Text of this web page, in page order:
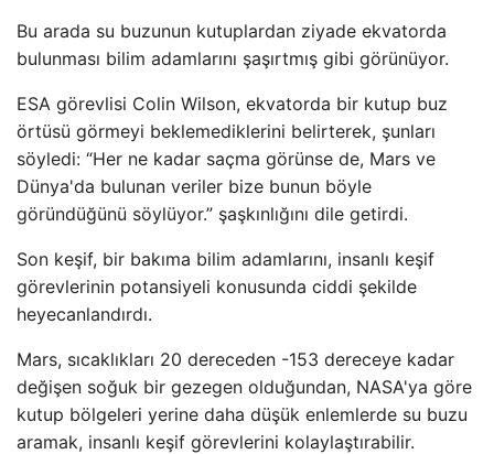
Bu arada su buzunun kutuplardan ziyade ekvatorda
bulunması bilim adamlarını şaşırtmış gibi görünüyor.
ESA görevlisi Colin Wilson, ekvatorda bir kutup buz
örtüsü görmeyi beklemediklerini belirterek, şunları
söyledi: “Her ne kadar saçma görünse de, Mars ve
Dünya'da bulunan veriler bize bunun böyle
göründüğünü söylüyor.” şaşkınlığını dile getirdi.
Son keşif, bir bakıma bilim adamlarını, insanlı keşif
görevlerinin potansiyeli konusunda ciddi şekilde
heyecanlandırdı.
Mars, sıcaklıkları 20 dereceden -153 dereceye kadar
değişen soğuk bir gezegen olduğundan, NASA'ya göre
kutup bölgeleri yerine daha düşük enlemlerde su buzu
aramak, insanlı keşif görevlerini kolaylaştırabilir.